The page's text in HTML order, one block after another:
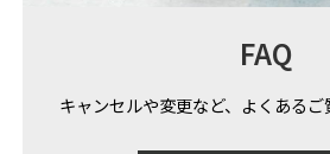
FAQ
キャンセルや変更など、よくあるご